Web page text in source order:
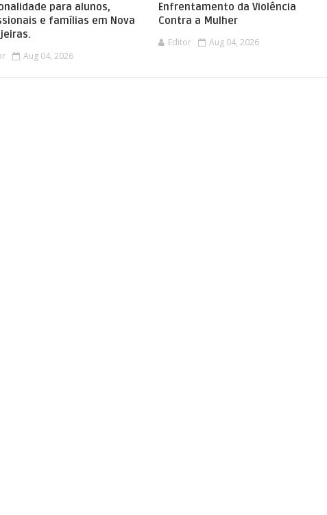
para alunos,
e famílias em Nova
Aug 04, 2026
Enfrentamento da Violência
Contra a Mulher
Editor Aug 04, 2026